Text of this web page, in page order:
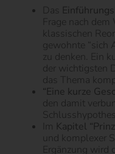
Das
Frage nach
klassischen
gewohnte “sich
zu denken. Ein
der wichtigsten
das Thema
“Eine kurze
den damit
Im Kapitel
und komplexer
Ergänzung wird